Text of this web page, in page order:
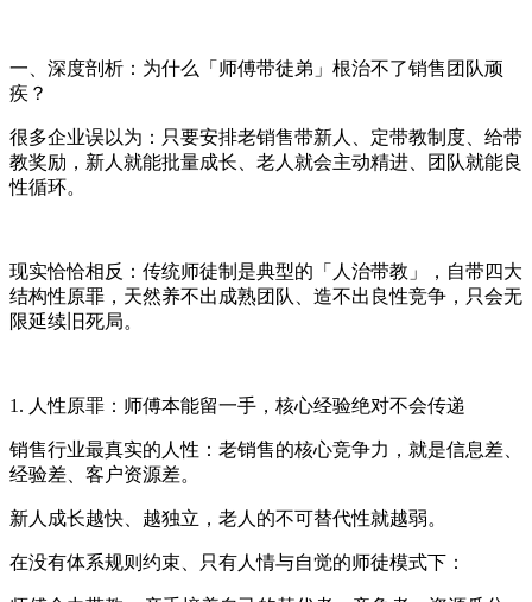
一、深度剖析：为什么「师傅带徒弟」根治不了销售团队顽
疾？
很多企业误以为：只要安排老销售带新人、定带教制度、给带
教奖励，新人就能批量成长、老人就会主动精进、团队就能良
性循环。
现实恰恰相反：传统师徒制是典型的「人治带教」，自带四大
结构性原罪，天然养不出成熟团队、造不出良性竞争，只会无
限延续旧死局。
1. 人性原罪：师傅本能留一手，核心经验绝对不会传递
销售行业最真实的人性：老销售的核心竞争力，就是信息差、
经验差、客户资源差。
新人成长越快、越独立，老人的不可替代性就越弱。
在没有体系规则约束、只有人情与自觉的师徒模式下：